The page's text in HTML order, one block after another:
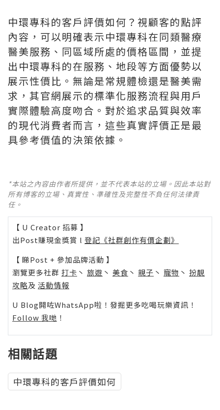
中環專科的客戶評價如何？視顧客的點評
內容，可以明確表示中環專科在同類醫療
醫美服務、同區域所處的價格區間，並提
出中環專科的在服務、地段等方面優勢以
展示性價比。無論是常規體檢還是醫美需
求，其官網展示的標準化服務流程與用戶
實際體驗高度吻合。對於追求品質與效率
的現代消費者而言，這些真實評價正是最
具參考價值的決策依據。
*本站之內容由作者所提供，並不代表本站的立場。因此本站對
所有博客的立場、真實性、準確性及完整性不負任何法律責
任。
【 U Creator 招募 】
出Post賺現金獎賞 l 登記《社群創作有價企劃》
【 睇Post + 參加品牌活動 】
瀏覽更多社群 打卡 丶 旅遊 丶 美食 丶 親子 丶 寵物 丶 扮靚
攻略及 活動情報
U Blog開咗WhatsApp啦！發掘更多吃喝玩樂資訊！
Follow 我哋 ！
相關話題
中環專科的客戶評價如何